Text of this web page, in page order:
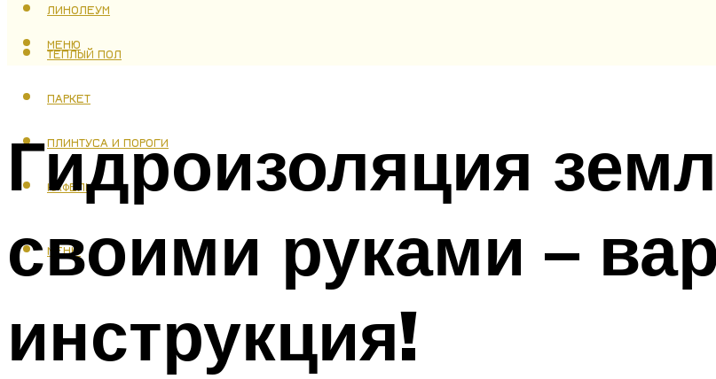
ЛИНОЛЕУМ
ТЕПЛЫЙ ПОЛ
ПАРКЕТ
ПЛИНТУСА И ПОРОГИ
КАФЕЛЬ
МЕНЮ
МЕНЮ
Гидроизоляция
своими руками –
инструкция!